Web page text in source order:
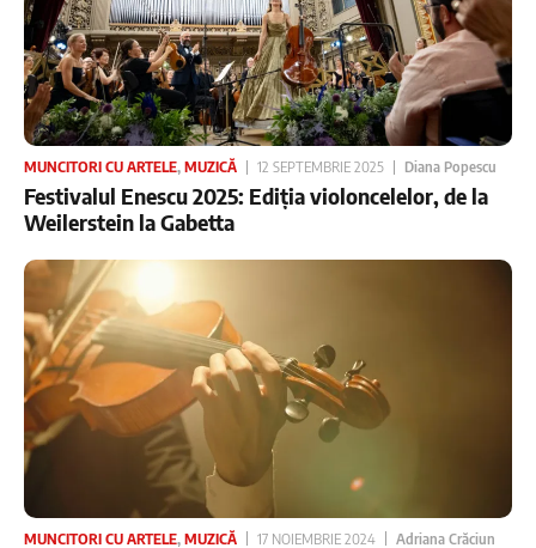
MUNCITORI CU ARTELE, MUZICĂ 12 SEPTEMBRIE 2025 Diana Popescu
Festivalul Enescu 2025: Ediția violoncelelor, de la
Weilerstein la Gabetta
MUNCITORI CU ARTELE, MUZICĂ 17 NOIEMBRIE 2024 Adriana Crăciun